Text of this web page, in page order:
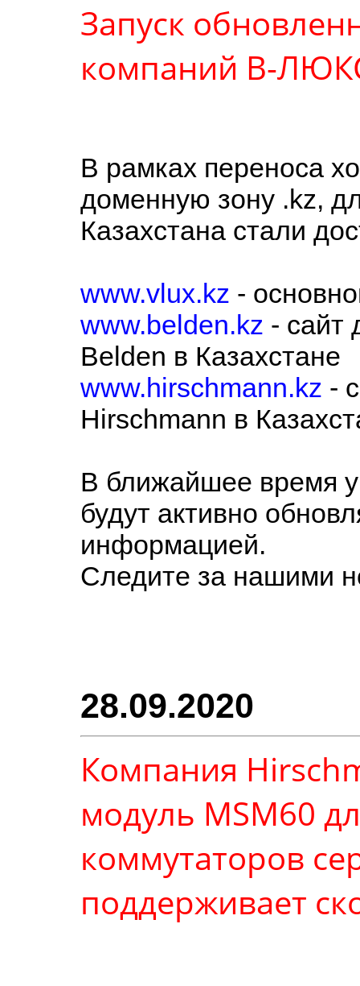
Запуск
компаний В-
В рамках переноса
доменную зону .kz,
Казахстана стали
www.vlux.kz -
www.belden.kz - сайт
Belden в Казахстане
www.hirschmann.kz -
Hirschmann в
В ближайшее время
будут активно
информацией.
Следите за нашими
28.09.2020
Компания
модуль MSM60
коммутаторов
поддерживает